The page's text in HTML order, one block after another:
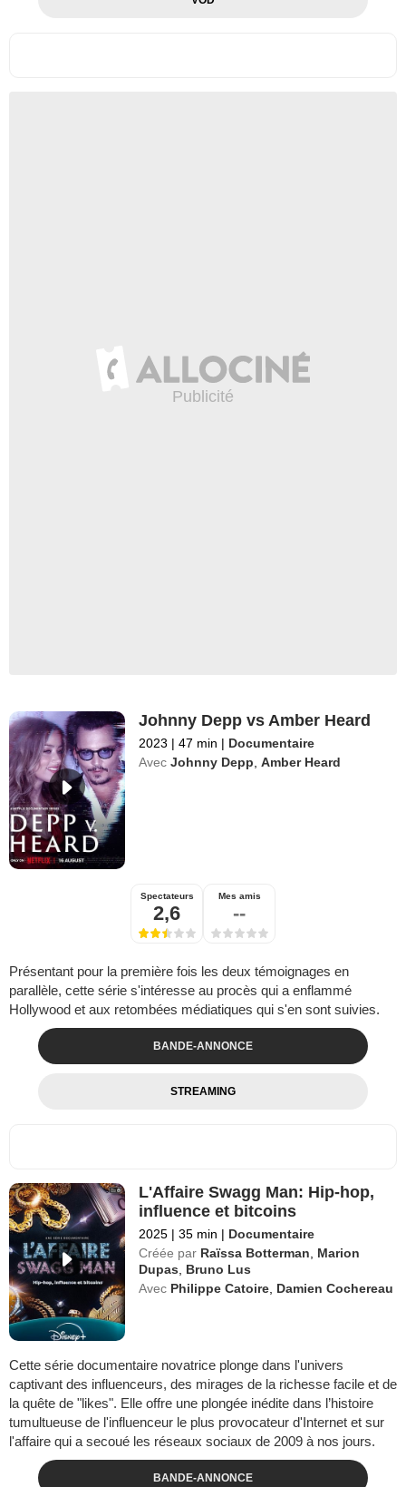
Johnny Depp vs Amber Heard
2023 | 47 min | Documentaire
Avec Johnny Depp ,Amber Heard
Spectateurs
2,6
Mes amis
--
Présentant pour la première fois les deux témoignages en
parallèle, cette série s'intéresse au procès qui a enflammé
Hollywood et aux retombées médiatiques qui s'en sont suivies.
BANDE-ANNONCE
STREAMING
L'Affaire Swagg Man: Hip-hop,
influence et bitcoins
2025 | 35 min | Documentaire
Créée par Raïssa Botterman
Marion
Dupas
Bruno Lus
Avec Philippe Catoire Damien Cochereau
Cette série documentaire novatrice plonge dans l'univers
captivant des influenceurs, des mirages de la richesse facile et de
la quête de "likes". Elle offre une plongée inédite dans l’histoire
tumultueuse de l'influenceur le plus provocateur d'Internet et sur
l'affaire qui a secoué les réseaux sociaux de 2009 à nos jours.
BANDE-ANNONCE